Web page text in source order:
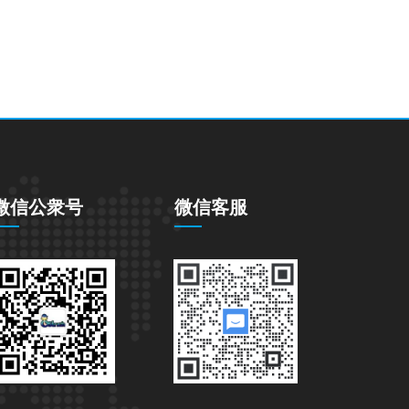
信公衆号 微信客服